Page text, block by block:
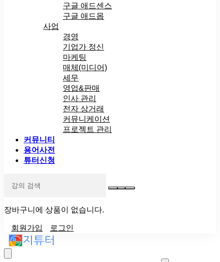
구글 애드센스
구글 애드몹
사업
경영
기업가 정신
마케팅
매체(미디어)
세무
영업&판매
인사 관리
전자 상거래
커뮤니케이션
프로젝트 관리
커뮤니티
용어사전
튜터신청
장바구니에 상품이 없습니다.
회원가입 로그인